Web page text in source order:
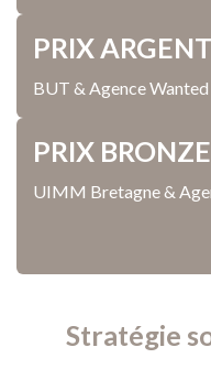
PRIX ARGENT
BUT & Agence Wanted
PRIX BRONZE
UIMM Bretagne &
Stratégie